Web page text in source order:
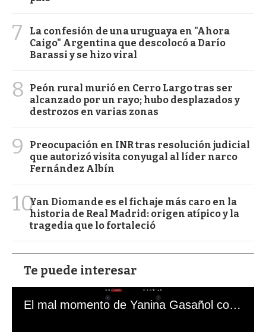
7
La confesión de una uruguaya en "Ahora
Caigo" Argentina que descolocó a Darío
Barassi y se hizo viral
8
Peón rural murió en Cerro Largo tras ser
alcanzado por un rayo; hubo desplazados y
destrozos en varias zonas
9
Preocupación en INR tras resolución judicial
que autorizó visita conyugal al líder narco
Fernández Albín
10Yan Diomande es el fichaje más caro en la
historia de Real Madrid: origen atípico y la
tragedia que lo fortaleció
Te puede interesar
El mal momento de Yanina Gasañol con un hincha argentino en "Subrayado"